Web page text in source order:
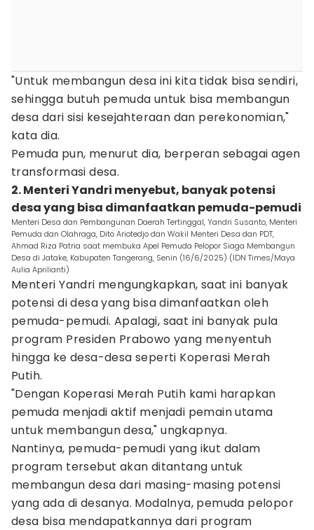
"Untuk membangun desa ini kita tidak bisa sendiri,
sehingga butuh pemuda untuk bisa membangun
desa dari sisi kesejahteraan dan perekonomian,"
kata dia.
Pemuda pun, menurut dia, berperan sebagai agen
transformasi desa.
2. Menteri Yandri menyebut, banyak potensi
desa yang bisa dimanfaatkan pemuda-pemudi
Menteri Desa dan Pembangunan Daerah Tertinggal, Yandri Susanto, Menteri
Pemuda dan Olahraga, Dito Ariotedjo dan Wakil Menteri Desa dan PDT,
Ahmad Riza Patria saat membuka Apel Pemuda Pelopor Siaga Membangun
Desa di Jatake, Kabupaten Tangerang, Senin (16/6/2025) (IDN Times/Maya
Aulia Aprilianti)
Menteri Yandri mengungkapkan, saat ini banyak
potensi di desa yang bisa dimanfaatkan oleh
pemuda-pemudi. Apalagi, saat ini banyak pula
program Presiden Prabowo yang menyentuh
hingga ke desa-desa seperti Koperasi Merah
Putih.
"Dengan Koperasi Merah Putih kami harapkan
pemuda menjadi aktif menjadi pemain utama
untuk membangun desa," ungkapnya.
Nantinya, pemuda-pemudi yang ikut dalam
program tersebut akan ditantang untuk
membangun desa dari masing-masing potensi
yang ada di desanya. Modalnya, pemuda pelopor
desa bisa mendapatkannya dari program